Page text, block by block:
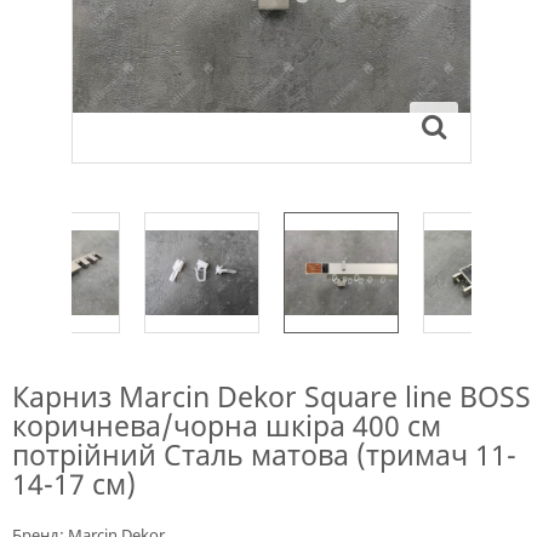
Карниз Marcin Dekor Square line BOSS
коричнева/чорна шкіра 400 см
потрійний Сталь матова (тримач 11-
14-17 см)